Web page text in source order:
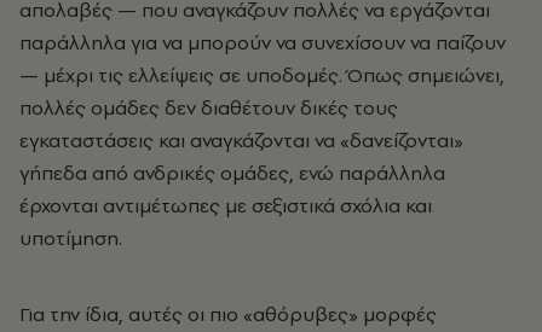
απολαβές — που αναγκάζουν πολλές να εργάζονται
παράλληλα για να μπορούν να συνεχίσουν να παίζουν
— μέχρι τις ελλείψεις σε υποδομές. Όπως σημειώνει,
πολλές ομάδες δεν διαθέτουν δικές τους
εγκαταστάσεις και αναγκάζονται να «δανείζονται»
γήπεδα από ανδρικές ομάδες, ενώ παράλληλα
έρχονται αντιμέτωπες με σεξιστικά σχόλια και
υποτίμηση.
Για την ίδια, αυτές οι πιο «αθόρυβες» μορφές